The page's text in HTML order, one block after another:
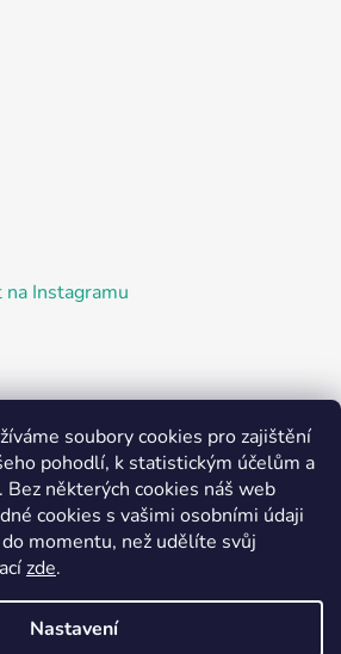
soubory cookies pro zajištění
pohodlí, k statistickým účelům a
některých cookies náš web
cookies s vašimi osobními údaji
momentu, než udělíte svůj
zde.
Nastavení
Instagramu
prodejna Barefoot Plzeň